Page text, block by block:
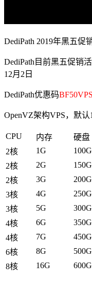
DediPath 2019年黑五促
DediPath目前黑五促销
12月2日
DediPath优惠码
OpenVZ架构VPS，默认
CPU 内存 硬盘
2核
1G
2核
2G
2核
3G
3核
4G
3核
5G
4核
6G
4核
7G
6核
8G
8核
16G